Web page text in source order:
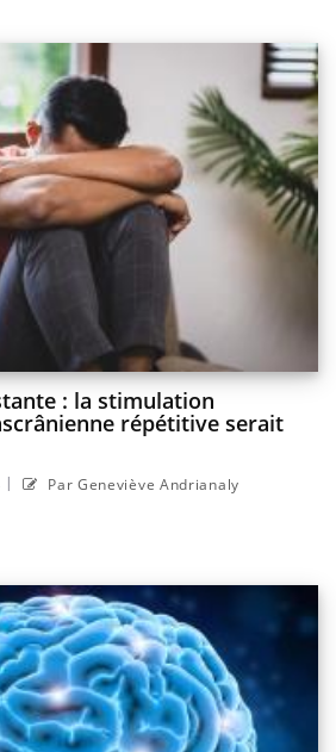
: la stimulation
répétitive serait
| Par Geneviève Andrianaly